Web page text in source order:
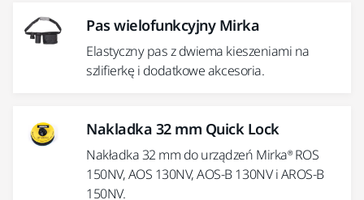
Pas wielofunkcyjny Mirka
Elastyczny pas z dwiema kieszeniami na
szlifierkę i dodatkowe akcesoria.
Nakladka 32 mm Quick Lock
Nakładka 32 mm do urządzeń Mirka® ROS
150NV, AOS 130NV, AOS-B 130NV i AROS-B
150NV.